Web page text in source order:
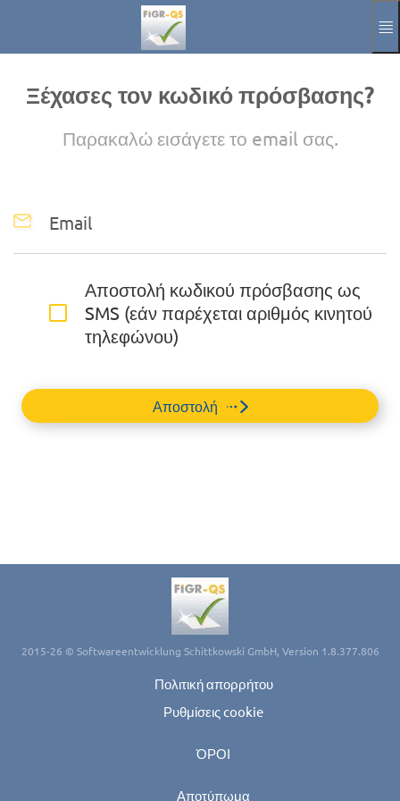
Παράκαμψη προς το κυρίως περιεχόμενο
Αποτύπωμα
Aktuelle
Ξέχασες τον κωδικό πρόσβασης?
Παρακαλώ εισάγετε το email σας.
Email
Αποστολή κωδικού πρόσβασης ως
SMS (εάν παρέχεται αριθμός κινητού
τηλεφώνου)
Αποστολή
2015-26 © Softwareentwicklung Schittkowski GmbH, Version 1.8.377.806
Πολιτική απορρήτου
Ρυθμίσεις cookie
ΌΡΟΙ
Αποτύπωμα